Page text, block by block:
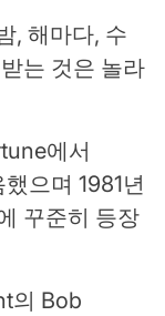
, 해마다, 수
는 것은 놀라
에서
으며 1981년
꾸준히 등장
의 Bob